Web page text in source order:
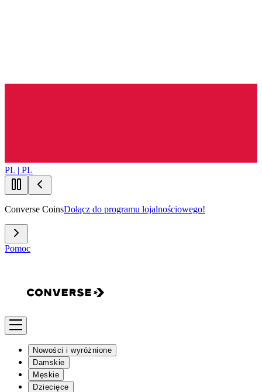
PL | PL
Converse CoinsDołącz do programu lojalnościowego!
Pomoc
Nowości i wyróżnione
Damskie
Męskie
Dziecięce